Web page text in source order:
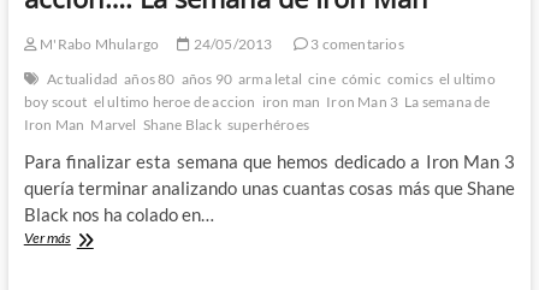
de
peores,
también.
M'Rabo Mhulargo 24/05/2013
3 comentarios
Actualidad años 80 años 90 arma letal cine cómic comics el ultimo
boy scout el ultimo heroe de accion iron man Iron Man 3 La semana de
Iron Man Marvel Shane Black superhéroes
Para finalizar esta semana que hemos dedicado a Iron Man 3
quería terminar analizando unas cuantas cosas más que Shane
Black nos ha colado en…
Ver másIron